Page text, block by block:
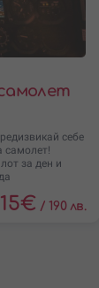
себе
самолет!
за ден и
€ / 190 лв.